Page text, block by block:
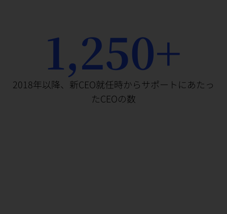
1,250+
2018年以降、新CEO就任時からサポートにあたっ
たCEOの数